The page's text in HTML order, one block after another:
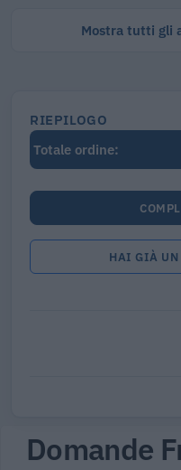
Mostra tutti gli
RIEPILOGO
Totale ordine:
HAI GIÀ UN
Domande